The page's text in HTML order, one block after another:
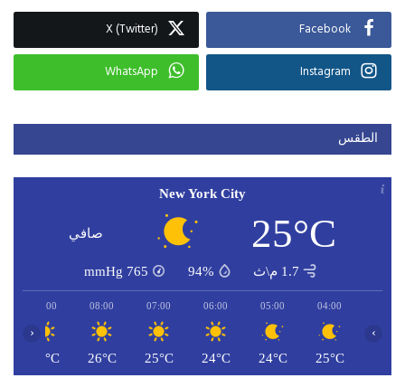
Facebook
X (Twitter)
Instagram
WhatsApp
الطقس
New York City
25°C صافي
1.7 م\ث 94%
765
mmHg
04:00
25°C
05:00
24°C
06:00
24°C
07:00
25°C
08:00
26°C
09:00
28°C
‹ ›